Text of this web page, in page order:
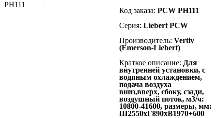
Код заказа: PCW PH111
Серия: Liebert PCW
Производитель: Vertiv
(Emerson-Liebert)
Краткое описание: Для
внутренней установки, с
водяным охлаждением,
подача воздуха
вниз,вверх, сбоку, сзади,
воздушный поток, м3/ч:
10800-41600, размеры, мм:
Ш2550хГ890хВ1970+600